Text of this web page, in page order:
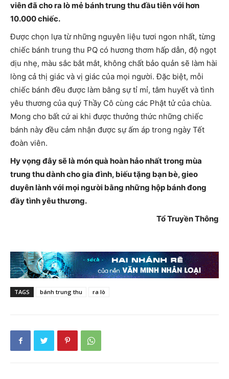
viên đã cho ra lò mẻ bánh trung thu đầu tiên với hơn
10.000 chiếc.
Được chọn lựa từ những nguyên liệu tươi ngon nhất, từng
chiếc bánh trung thu PQ có hương thơm hấp dẫn, độ ngọt
dịu nhẹ, màu sắc bắt mắt, không chất bảo quản sẽ làm hài
lòng cả thị giác và vị giác của mọi người. Đặc biệt, mỗi
chiếc bánh đều được làm bằng sự tỉ mỉ, tâm huyết và tình
yêu thương của quý Thầy Cô cùng các Phật tử của chùa.
Mong cho bất cứ ai khi được thưởng thức những chiếc
bánh này đều cảm nhận được sự ấm áp trong ngày Tết
đoàn viên.
Hy vọng đây sẽ là món quà hoàn hảo nhất trong mùa
trung thu dành cho gia đình, biếu tặng bạn bè, gieo
duyên lành với mọi người bằng những hộp bánh đong
đầy tình yêu thương.
Tổ Truyền Thông
TAGS bánh trung thu ra lò